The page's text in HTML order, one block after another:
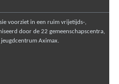
voorziet in een ruim vrijetijds-,
door de 22 gemeenschapscentra,
Aximax.